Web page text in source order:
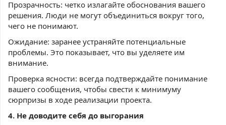
Прозрачность: четко излагайте обоснования вашего
решения. Люди не могут объединиться вокруг того,
чего не понимают.
Ожидание: заранее устраняйте потенциальные
проблемы. Это показывает, что вы уделяете им
внимание.
Проверка ясности: всегда подтверждайте понимание
вашего сообщения, чтобы свести к минимуму
сюрпризы в ходе реализации проекта.
4. Не доводите себя до выгорания